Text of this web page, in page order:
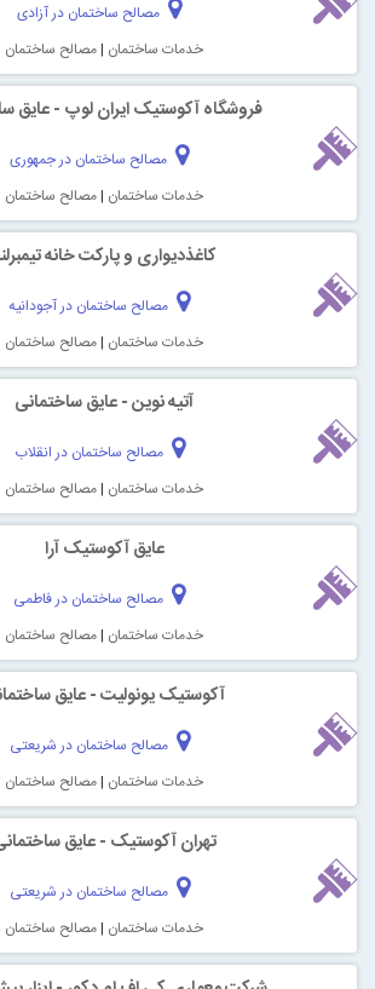
مصالح ساختمان در آزادی
خدمات ساختمان|مصالح ساختمان
فروشگاه آکوستیک ایران لوپ - عایق ساختمانی
مصالح ساختمان در جمهوری
خدمات ساختمان|مصالح ساختمان
کاغذدیواری و پارکت خانه تیمبرلند
مصالح ساختمان در آجودانیه
خدمات ساختمان|مصالح ساختمان
آتیه نوین - عایق ساختمانی
مصالح ساختمان در انقلاب
خدمات ساختمان|مصالح ساختمان
عایق آکوستیک آرا
مصالح ساختمان در فاطمی
خدمات ساختمان|مصالح ساختمان
آکوستیک یونولیت - عایق ساختمانی
مصالح ساختمان در شریعتی
خدمات ساختمان|مصالح ساختمان
تهران آکوستیک - عایق ساختمانی
مصالح ساختمان در شریعتی
خدمات ساختمان|مصالح ساختمان